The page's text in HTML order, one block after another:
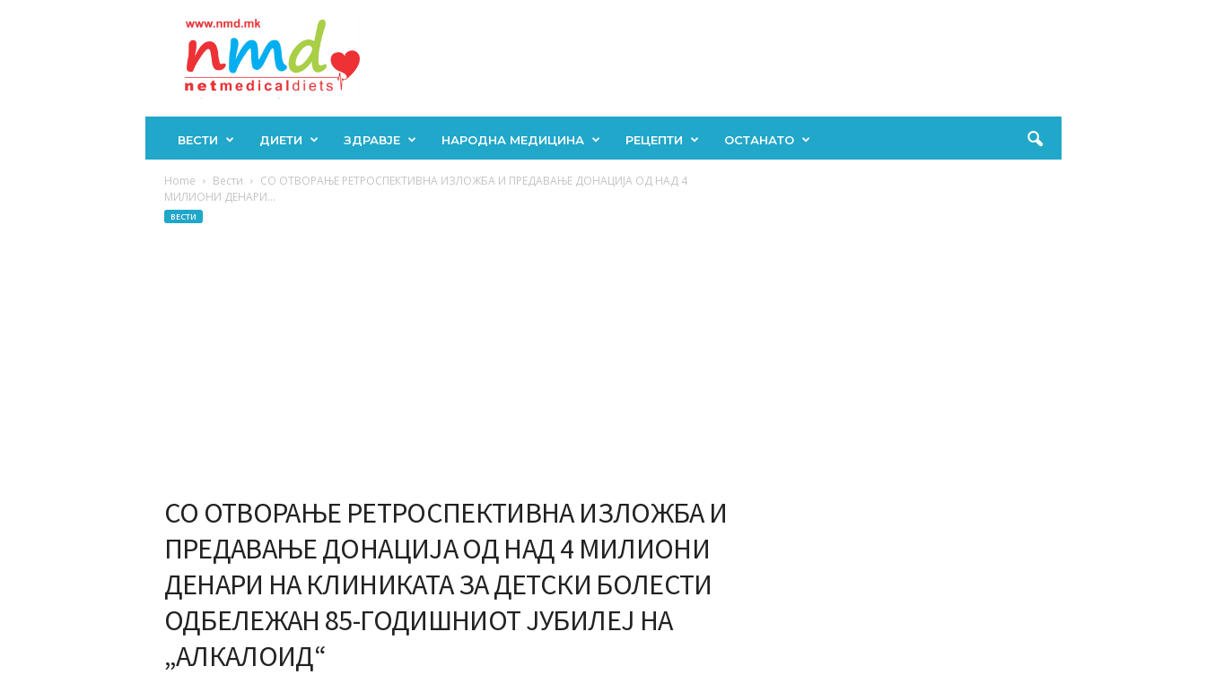
ВЕСТИ ДИЕТИ ЗДРАВЈЕ НАРОДНА МЕДИЦИНА РЕЦЕПТИ ОСТАНАТО
Home Вести
СО ОТВОРАЊЕ РЕТРОСПЕКТИВНА ИЗЛОЖБА И ПРЕДАВАЊЕ ДОНАЦИЈА ОД НАД 4
МИЛИОНИ ДЕНАРИ...
ВЕСТИ
СО ОТВОРАЊЕ РЕТРОСПЕКТИВНА ИЗЛОЖБА И
ПРЕДАВАЊЕ ДОНАЦИЈА ОД НАД 4 МИЛИОНИ
ДЕНАРИ НА КЛИНИКАТА ЗА ДЕТСКИ БОЛЕСТИ
ОДБЕЛЕЖАН 85-ГОДИШНИОТ ЈУБИЛЕЈ НА
„АЛКАЛОИД“